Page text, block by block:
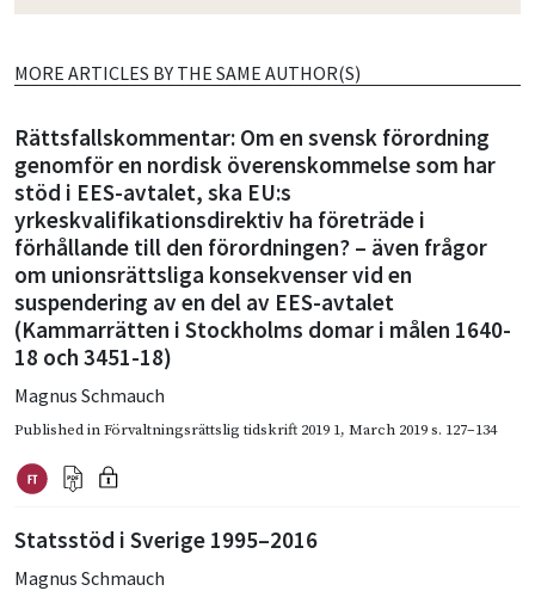
MORE ARTICLES BY THE SAME AUTHOR(S)
Rättsfallskommentar: Om en svensk för­ordning
genomför en nordisk överens­kommelse som har
stöd i EES-avtalet, ska EU:s
yrkeskvalifikationsdirektiv ha företräde i
förhållande till den förordningen? – även frågor
om unionsrättsliga konsekvenser vid en
suspendering av en del av EES-avtalet
(Kammarrätten i Stockholms domar i målen 1640-
18 och 3451-18)
Magnus Schmauch
Published inFörvaltningsrättslig tidskrift 2019 1, March 2019s. 127–134
Statsstöd i Sverige 1995–2016
Magnus Schmauch